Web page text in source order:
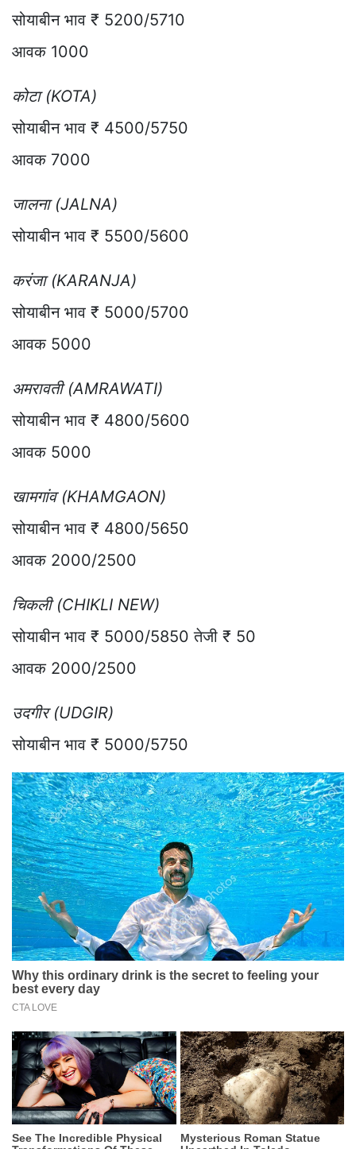
सोयाबीन भाव ₹ 5200/5710
आवक 1000
कोटा (KOTA)
सोयाबीन भाव ₹ 4500/5750
आवक 7000
जालना (JALNA)
सोयाबीन भाव ₹ 5500/5600
करंजा (KARANJA)
सोयाबीन भाव ₹ 5000/5700
आवक 5000
अमरावती (AMRAWATI)
सोयाबीन भाव ₹ 4800/5600
आवक 5000
खामगांव (KHAMGAON)
सोयाबीन भाव ₹ 4800/5650
आवक 2000/2500
चिकली (CHIKLI NEW)
सोयाबीन भाव ₹ 5000/5850 तेजी ₹ 50
आवक 2000/2500
उदगीर (UDGIR)
सोयाबीन भाव ₹ 5000/5750